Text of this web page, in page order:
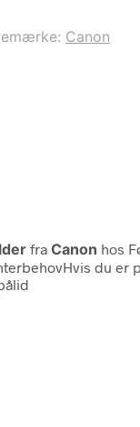
Canon
fra Canon hos
du